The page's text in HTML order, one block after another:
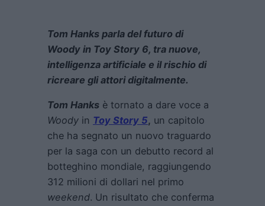
Tom Hanks parla del futuro di
Woody in Toy Story 6, tra nuove,
intelligenza artificiale e il rischio di
ricreare gli attori digitalmente.
Tom Hanks è tornato a dare voce a
Woody in Toy Story 5, un capitolo
che ha segnato un nuovo traguardo
per la saga con un debutto record al
botteghino mondiale, raggiungendo
312 milioni di dollari nel primo
weekend. Un risultato che conferma